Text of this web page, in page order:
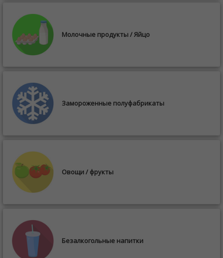
Молочные продукты / Яйцо
Замороженные полуфабрикаты
Овощи / фрукты
Безалкогольные напитки